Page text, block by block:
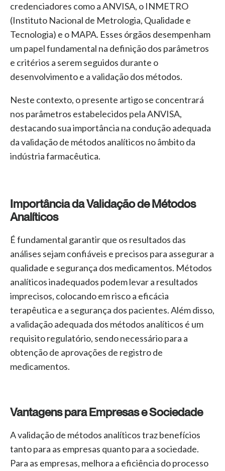
credenciadores como a ANVISA, o INMETRO
(Instituto Nacional de Metrologia, Qualidade e
Tecnologia) e o MAPA. Esses órgãos desempenham
um papel fundamental na definição dos parâmetros
e critérios a serem seguidos durante o
desenvolvimento e a validação dos métodos.
Neste contexto, o presente artigo se concentrará
nos parâmetros estabelecidos pela ANVISA,
destacando sua importância na condução adequada
da validação de métodos analíticos no âmbito da
indústria farmacêutica.
Importância da Validação de Métodos
Analíticos
É fundamental garantir que os resultados das
análises sejam confiáveis e precisos para assegurar a
qualidade e segurança dos medicamentos. Métodos
analíticos inadequados podem levar a resultados
imprecisos, colocando em risco a eficácia
terapêutica e a segurança dos pacientes. Além disso,
a validação adequada dos métodos analíticos é um
requisito regulatório, sendo necessário para a
obtenção de aprovações de registro de
medicamentos.
Vantagens para Empresas e Sociedade
A validação de métodos analíticos traz benefícios
tanto para as empresas quanto para a sociedade.
Para as empresas, melhora a eficiência do processo